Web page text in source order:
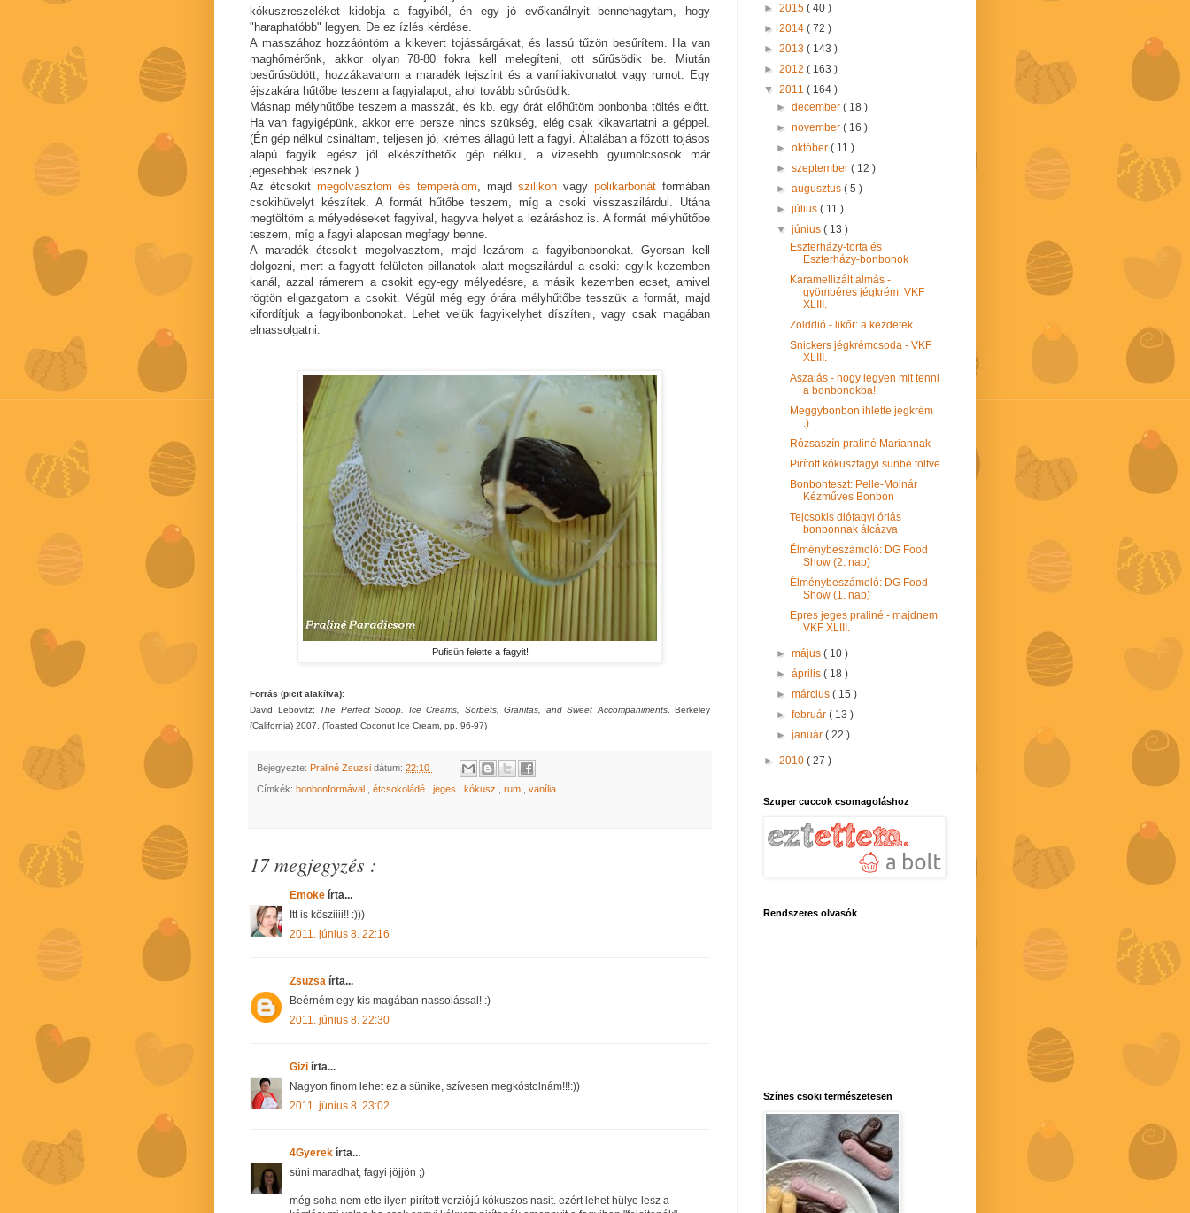
kókuszreszeléket kidobja a fagyiból, én egy jó evőkanálnyit bennehagytam, hogy
"haraphatóbb" legyen. De ez ízlés kérdése.
A masszához hozzáöntöm a kikevert tojássárgákat, és lassú tűzön besűrítem. Ha van
maghőmérőnk, akkor olyan 78-80 fokra kell melegíteni, ott sűrűsödik be. Miután
besűrűsödött, hozzákavarom a maradék tejszínt és a vaníliakivonatot vagy rumot. Egy
éjszakára hűtőbe teszem a fagyialapot, ahol tovább sűrűsödik.
Másnap mélyhűtőbe teszem a masszát, és kb. egy órát előhűtöm bonbonba töltés előtt.
Ha van fagyigépünk, akkor erre persze nincs szükség, elég csak kikavartatni a géppel.
(Én gép nélkül csináltam, teljesen jó, krémes állagú lett a fagyi. Általában a főzött tojásos
alapú fagyik egész jól elkészíthetők gép nélkül, a vizesebb gyümölcsösök már
jegesebbek lesznek.)
Az étcsokit megolvasztom és temperálom, majd szilikon vagy polikarbonát formában
csokihüvelyt készítek. A formát hűtőbe teszem, míg a csoki visszaszilárdul. Utána
megtöltöm a mélyedéseket fagyival, hagyva helyet a lezáráshoz is. A formát mélyhűtőbe
teszem, míg a fagyi alaposan megfagy benne.
A maradék étcsokit megolvasztom, majd lezárom a fagyibonbonokat. Gyorsan kell
dolgozni, mert a fagyott felületen pillanatok alatt megszilárdul a csoki: egyik kezemben
kanál, azzal rámerem a csokit egy-egy mélyedésre, a másik kezemben ecset, amivel
rögtön eligazgatom a csokit. Végül még egy órára mélyhűtőbe tesszük a formát, majd
kifordítjuk a fagyibonbonokat. Lehet velük fagyikelyhet díszíteni, vagy csak magában
elnassolgatni.
Pufisün felette a fagyit!
Forrás (picit alakítva):
David Lebovitz: The Perfect Scoop. Ice Creams, Sorbets, Granitas, and Sweet Accompaniments. Berkeley
(California) 2007. (Toasted Coconut Ice Cream, pp. 96-97)
Bejegyezte: Praliné Zsuzsi dátum: 22:10
Címkék: bonbonformával , étcsokoládé , jeges , kókusz , rum , vanília
17 megjegyzés :
Emoke írta...
Itt is kösziiii!! :)))
2011. június 8. 22:16
Zsuzsa írta...
Beérném egy kis magában nassolással! :)
2011. június 8. 22:30
Gizi írta...
Nagyon finom lehet ez a sünike, szívesen megkóstolnám!!!:))
2011. június 8. 23:02
4Gyerek írta...
süni maradhat, fagyi jöjjön ;)
még soha nem ette ilyen pirított verziójú kókuszos nasit. ezért lehet hülye lesz a
► 2015 ( 40 )
► 2014 ( 72 )
► 2013 ( 143 )
► 2012 ( 163 )
▼ 2011 ( 164 )
►december( 18 )
►november( 16 )
►október( 11 )
►szeptember( 12 )
►augusztus( 5 )
►július( 11 )
▼június( 13 )
Eszterházy-torta és
Eszterházy-bonbonok
Karamellizált almás -
gyömbéres jégkrém: VKF
XLIII.
Zölddió - likőr: a kezdetek
Snickers jégkrémcsoda - VKF
XLIII.
Aszalás - hogy legyen mit tenni
a bonbonokba!
Meggybonbon ihlette jégkrém
:)
Rózsaszín praliné Mariannak
Pirított kókuszfagyi sünbe töltve
Bonbonteszt: Pelle-Molnár
Kézműves Bonbon
Tejcsokis diófagyi óriás
bonbonnak álcázva
Élménybeszámoló: DG Food
Show (2. nap)
Élménybeszámoló: DG Food
Show (1. nap)
Epres jeges praliné - majdnem
VKF XLIII.
►május( 10 )
►április( 18 )
►március( 15 )
►február( 13 )
►január( 22 )
► 2010 ( 27 )
Szuper cuccok csomagoláshoz
Rendszeres olvasók
Színes csoki természetesen